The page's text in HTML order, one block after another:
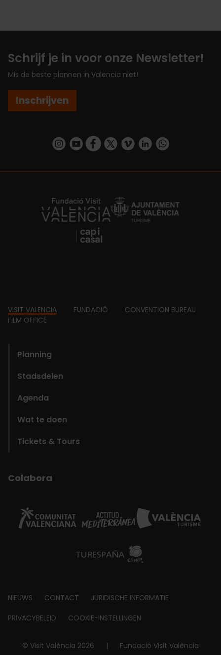
Schrijf je in voor onze Newsletter!
Mis de beste plannen in Valencia niet!
Inschrijven
https://www.instagram.com/visit_valencia/
https://www.youtube.com/user/
https://www.facebook.com/
https://twitter.com/
https://vimeo.com/
https://www.linkedin.com/company/turismo-valencia/https://api.whatsapp.com/send/
https://fundacion.visitvalencia.com/
Footer
VISIT VALENCIA FUNDACIÓ
CONVENTION BUREAU
FILM OFFICE
Planning
Stadsdelen
Agenda
Wat te doen
Tickets & Tours
Colabora
Footer
about
NIEUWS CONTACT JURIDISCHE INFORMATIE
PRIVACYBELEID COOKIE-INSTELLINGEN
© Visit València 2026 | Fundació Visit València